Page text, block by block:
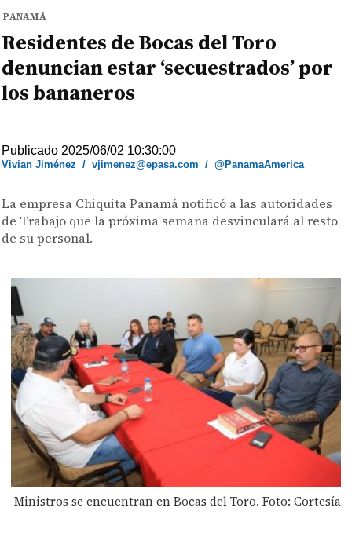
PANAMÁ
Residentes de Bocas del Toro
denuncian estar ‘secuestrados’ por
los bananeros
Publicado 2025/06/02 10:30:00
Vivian Jiménez /vjimenez@epasa.com /@PanamaAmerica
La empresa Chiquita Panamá notificó a las autoridades
de Trabajo que la próxima semana desvinculará al resto
de su personal.
Ministros se encuentran en Bocas del Toro. Foto: Cortesía